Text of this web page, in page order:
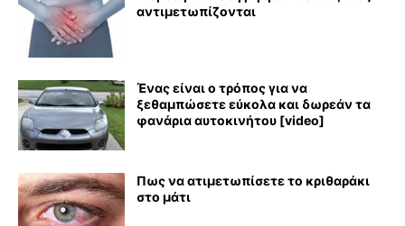
αντιμετωπίζονται
Ένας είναι ο τρόπος για να
ξεθαμπώσετε εύκολα και δωρεάν τα
φανάρια αυτοκινήτου [video]
Πως να ατιμετωπίσετε το κριθαράκι
στο μάτι